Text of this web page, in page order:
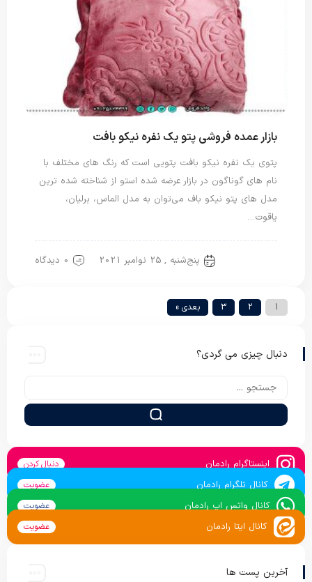
بازار عمده فروشی پتو یک نفره نیکو بافت
پتوی یک نفره نیکو بافت پتویی است که رنگ های مختلف با
نام های گوناگون در بازار عرضه شده استو از شناخته شده ترین
مدل های پتو نیکو باف می‌توان به مدل الماس، برلیان،
یاقوت…
پنج‌شنبه , 25 نوامبر 2021 0 دیدگاه
1
2
3 بعدی »
دنبال چیزی می گردی؟
اینستاگرام رادمان دنبال کردن
کانال تلگرام رادمان عضویت
کانال واتس اپ رادمان عضویت
کانال ایتا رادمان عضویت
آخرین پست ها